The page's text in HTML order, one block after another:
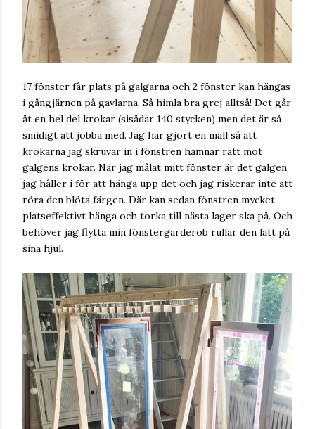
17 fönster får plats på galgarna och 2 fönster kan hängas
i gångjärnen på gavlarna. Så himla bra grej alltså! Det går
åt en hel del krokar (sisådär 140 stycken) men det är så
smidigt att jobba med. Jag har gjort en mall så att
krokarna jag skruvar in i fönstren hamnar rätt mot
galgens krokar. När jag målat mitt fönster är det galgen
jag håller i för att hänga upp det och jag riskerar inte att
röra den blöta färgen. Där kan sedan fönstren mycket
platseffektivt hänga och torka till nästa lager ska på. Och
behöver jag flytta min fönstergarderob rullar den lätt på
sina hjul.